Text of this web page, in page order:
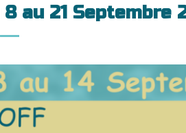
au 21 Septembre